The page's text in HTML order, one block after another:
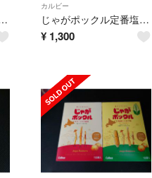
塩味１箱１０袋入りです✨
カルビー
じゃがポックル定番塩味５袋＋とうきび味５袋の計１０袋商品です✨
¥ 1,300